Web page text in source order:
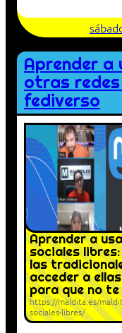
Aprender a
otras
fediverso
Aprender a
sociales
las
acceder a
para que no te
https://maldita.es/
sociales-libres/